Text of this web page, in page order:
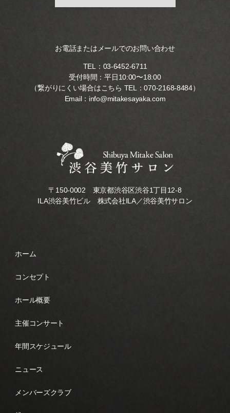
お電話またはメールでのお問い合わせ
TEL： 03-6452-6711
受付時間：平日10:00〜18:00
（繋がりにくい場合はこちら TEL：070-2168-8484）
Email： info@mitakesayaka.com
〒150-0002 東京都渋谷区渋谷1丁目12-8
ILA渋谷美竹ビル 株式会社ILA／渋谷美竹サロン
ホーム
コンセプト
ホール概要
主催コンサート
年間スケジュール
ニュース
メンバーズクラブ